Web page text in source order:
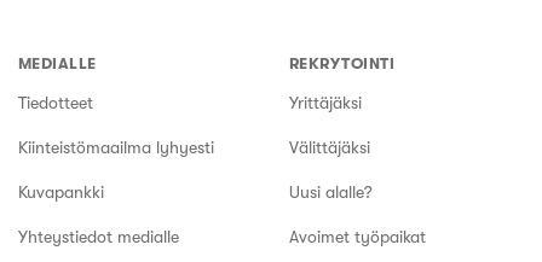
MEDIALLE
Tiedotteet
Kiinteistömaailma lyhyesti
Kuvapankki
Yhteystiedot medialle
REKRYTOINTI
Yrittäjäksi
Välittäjäksi
Uusi alalle?
Avoimet työpaikat